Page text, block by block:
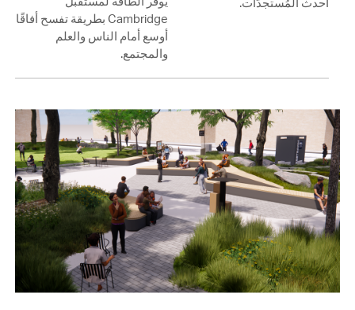
Cambridge بطريقة تفسح أفاقًا
أوسع أمام الناس والعلم
والمجتمع.